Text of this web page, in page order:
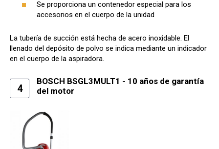
Se proporciona un contenedor especial para los
accesorios en el cuerpo de la unidad
La tubería de succión está hecha de acero inoxidable. El
llenado del depósito de polvo se indica mediante un indicador
en el cuerpo de la aspiradora.
4
BOSCH BSGL3MULT1 - 10 años de garantía
del motor